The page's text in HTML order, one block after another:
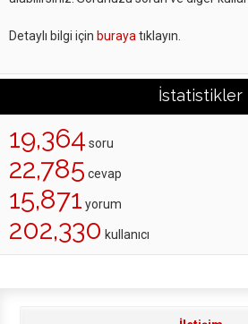
Detaylı bilgi için buraya tıklayın.
İstatistikler
19,364 soru
22,785 cevap
15,871 yorum
202,330 kullanıcı